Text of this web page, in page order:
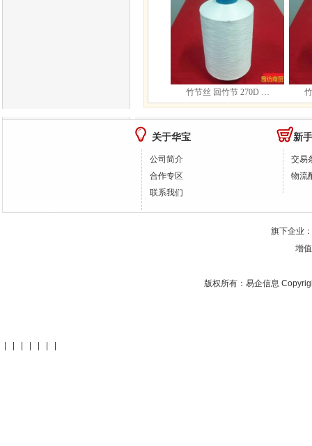
竹节丝 回竹节 270D …
关于华宝
公司简介
合作专区
联系我们
新
交易
物流
旗下企业
增
版权所有：易企信息